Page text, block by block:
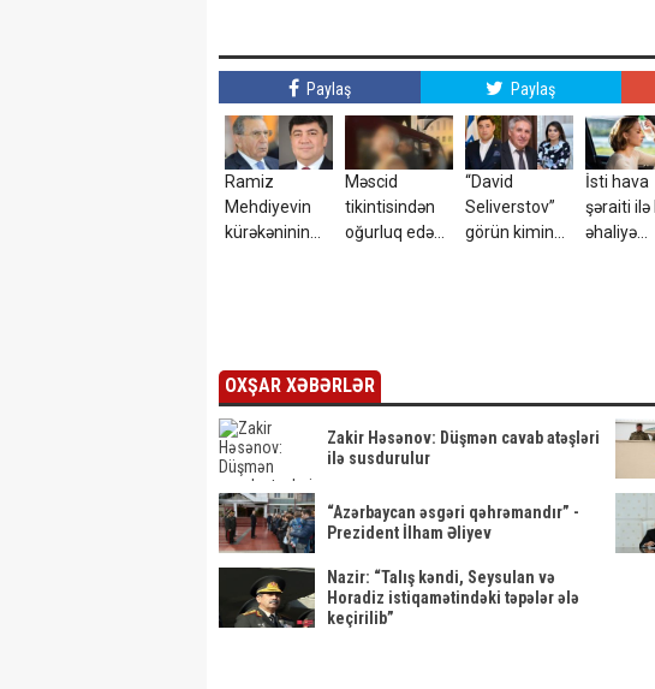
Paylaş Paylaş
Ramiz
Mehdiyevin
kürəkəninin
arxivlər və... -
ŞOK
DETALLAR
Məscid
tikintisindən
oğurluq edən
“David
Seliverstov”
görün kimin
İsti hava
şəraiti ilə
əhaliyə
OXŞAR XƏBƏRLƏR
Zakir Həsənov: Düşmən cavab atəşləri
ilə susdurulur
“Azərbaycan əsgəri qəhrəmandır” -
Prezident İlham Əliyev
Nazir: “Talış kəndi, Seysulan və
Horadiz istiqamətindəki təpələr ələ
keçirilib”